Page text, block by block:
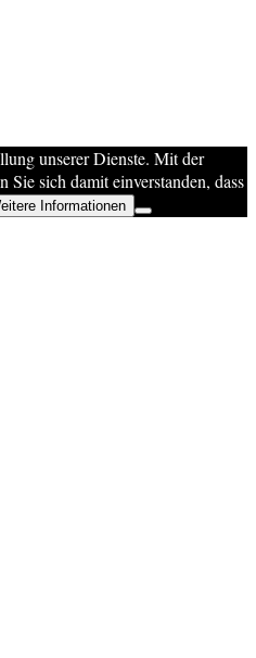
unserer Dienste. Mit der
Sie sich damit einverstanden, dass
Informationen